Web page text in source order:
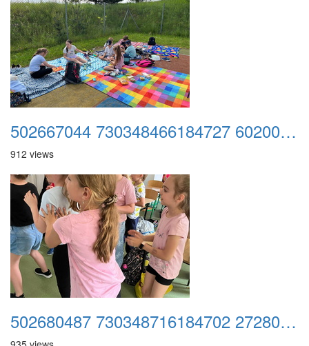
502667044 730348466184727 6020077459746161464 n
912 views
502680487 730348716184702 2728065870338026217 n